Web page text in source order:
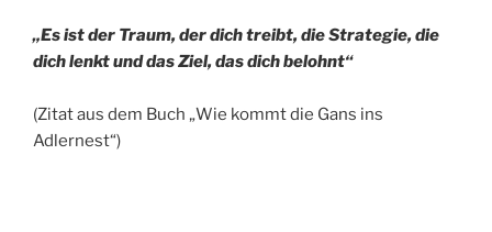
„Es ist der Traum, der dich treibt, die Strategie, die
dich lenktund das Ziel, das dich belohnt“
(Zitat aus dem Buch „Wie kommt die Gans ins
Adlernest“)